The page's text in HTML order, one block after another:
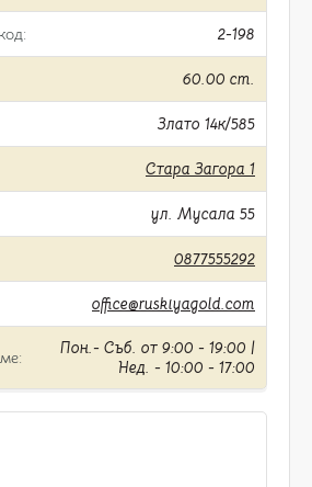
2-198
60.00 cm.
Злато 14к/585
Стара Загора 1
ул. Мусала 55
0877555292
office@ruskiyagold.com
Пон.- Съб. от 9:00 - 19:00 |
Нед. - 10:00 - 17:00